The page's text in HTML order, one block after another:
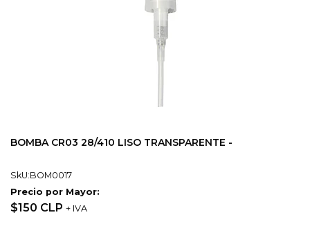
BOMBA CR03 28/410 LISO TRANSPARENTE -
SkU:BOM0017
Precio por Mayor:
$150 CLP + IVA